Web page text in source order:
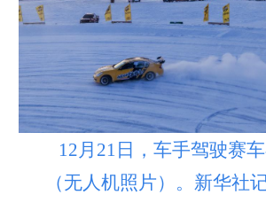
四川 云南
甘肃 青海
新疆 内蒙古 黑龙江
多语种频道
English Español
12月21日，车手驾驶赛车
（无人机照片）。新华社